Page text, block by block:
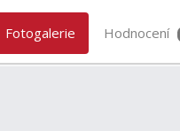
Fotogalerie Hodnocení